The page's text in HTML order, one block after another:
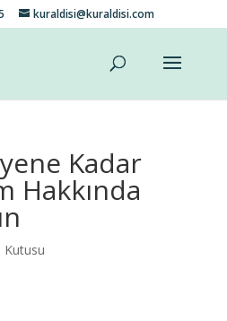
kuraldisi@kuraldisi.com
Kadar
Hakkında
Kutusu